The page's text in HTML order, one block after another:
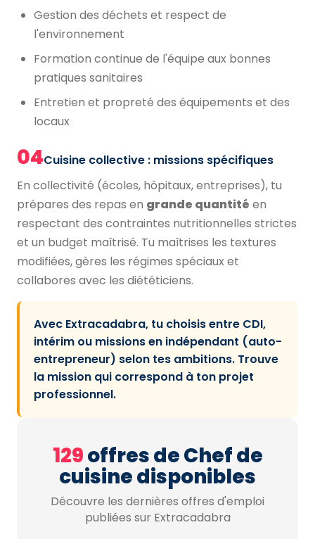
Gestion des déchets et respect de
l'environnement
Formation continue de l'équipe aux bonnes
pratiques sanitaires
Entretien et propreté des équipements et des
locaux
04Cuisine collective : missions spécifiques
En collectivité (écoles, hôpitaux, entreprises), tu
prépares des repas en grande quantité en
respectant des contraintes nutritionnelles strictes
et un budget maîtrisé. Tu maîtrises les textures
modifiées, gères les régimes spéciaux et
collabores avec les diététiciens.
Avec Extracadabra, tu choisis entre CDI,
intérim ou missions en indépendant (auto-
entrepreneur) selon tes ambitions. Trouve
la mission qui correspond à ton projet
professionnel.
129offres de Chef de
cuisine disponibles
Découvre les dernières offres d'emploi
publiées sur Extracadabra